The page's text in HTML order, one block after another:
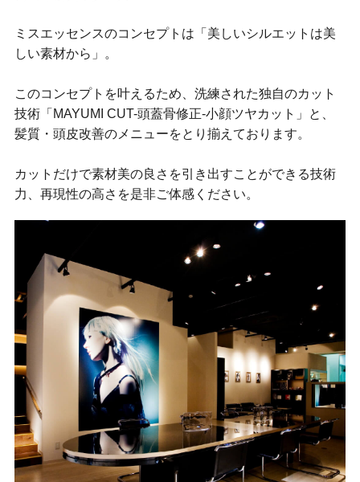
ミスエッセンスのコンセプトは「美しいシルエットは美
しい素材から」。
このコンセプトを叶えるため、洗練された独自のカット
技術「MAYUMI CUT-頭蓋骨修正-小顔ツヤカット」と、
髪質・頭皮改善のメニューをとり揃えております。
カットだけで素材美の良さを引き出すことができる技術
力、再現性の高さを是非ご体感ください。